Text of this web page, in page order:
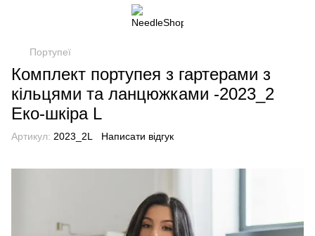
Портупеї
Комплект портупея з гартерами з
кільцями та ланцюжками -2023_2
Еко-шкіра L
Артикул: 2023_2L Написати відгук